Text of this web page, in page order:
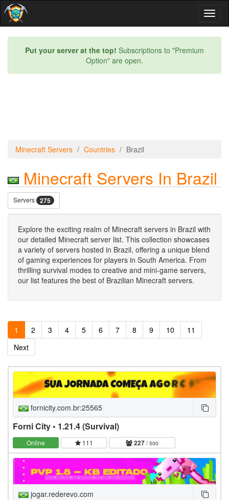
Put your server at the top! Subscriptions to "Premium
Option" are open.
Minecraft Servers Countries Brazil
Minecraft Servers In Brazil
Servers 275
Explore the exciting realm of Minecraft servers in Brazil with
our detailed Minecraft server list. This collection showcases
a variety of servers hosted in Brazil, offering a unique blend
of gaming experiences for players in South America. From
thrilling survival modes to creative and mini-game servers,
our list features the best of Brazilian Minecraft servers.
1 2 3 4 5 6 7 8 9 10
11
Next
fornicity.com.br:25565
Forni City • 1.21.4 (Survival)
Online 111 227 / 500
jogar.rederevo.com